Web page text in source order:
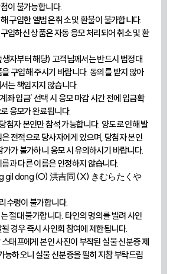
이 불가능합니다.
구입한 앨범은 취소 및 환불이 불가합니다.
입하신 상품은 자동 응모 처리되어 취소 및 환
자부터 해당) 고객님께서는 반드시 법정대
구입해 주시기 바랍니다. 동의를 받지 않아
는 책임지지 않습니다.
좌 입금’ 선택 시 응모 마감 시간 전에 입금확
응모가 완료됩니다.
첨자 본인만 참석 가능합니다. 양도로 인해 발
전적으로 당사자에게 있으며, 당첨자 본인
가가 불가하니 응모 시 유의하시기 바랍니다.
과 다른 이름은 인정하지 않습니다.
gil dong (O) 洪吉同 (X) きむらたくや
수령이 불가합니다.
절대 불가합니다. 타인의 명의를 빌려 사인
경우 즉시 사인회 참여에 제한됩니다.
태프에게 본인 사진이 부착된 실물 신분증 제
능하오니 실물 신분증을 필히 지참 부탁드립